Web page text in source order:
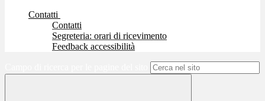
Contatti
Contatti
Segreteria: orari di ricevimento
Feedback accessibilità